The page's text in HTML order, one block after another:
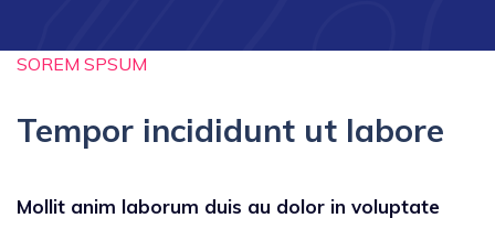
SOREM SPSUM
Tempor incididunt ut labore
Mollit anim laborum duis au dolor in voluptate